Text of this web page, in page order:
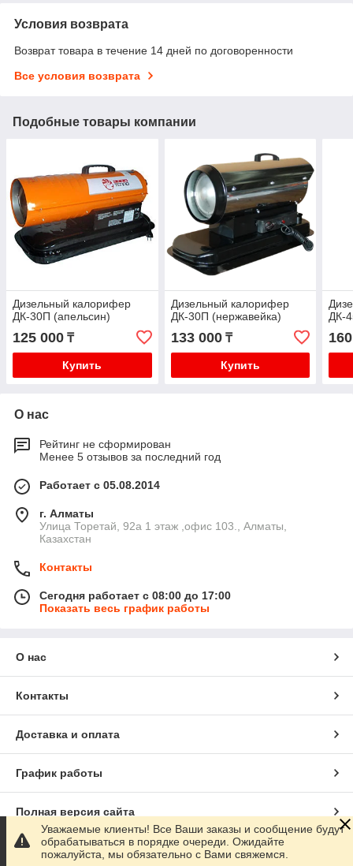
Условия возврата
Возврат товара в течение 14 дней по договоренности
Все условия возврата
Подобные товары компании
Дизельный калорифер
ДК-30П (апельсин)
125 000 ₸
Купить
Дизельный калорифер
ДК-30П (нержавейка)
133 000₸
Купить
ДК-
О нас
Рейтинг не сформирован
Менее 5 отзывов за последний год
Работает с 05.08.2014
г. Алматы
​Улица Торетай, 92а​ 1 этаж ,офис 103., Алматы,
Казахстан
Контакты
Сегодня работает с 08:00 до 17:00
Показать весь график работы
О нас
Контакты
Доставка и оплата
График работы
Полная версия сайта
Сайт создан на маркетплейсеSatu.kz
Уважаемые клиенты! Все Ваши заказы и сообщение будут
обрабатываться в порядке очереди. Ожидайте
пожалуйста, мы обязательно с Вами свяжемся.